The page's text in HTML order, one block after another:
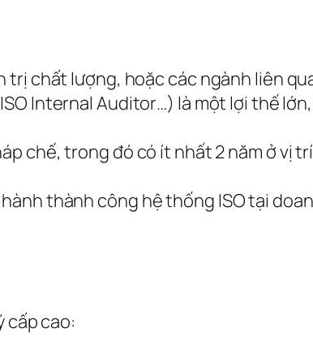
chất lượng, hoặc các ngành liên
Internal Auditor…) là một lợi thế
chế, trong đó có ít nhất 2 năm ở vị
thành công hệ thống ISO tại
cấp cao: